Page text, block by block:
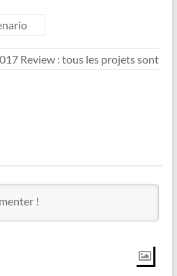
Review : tous les projets sont